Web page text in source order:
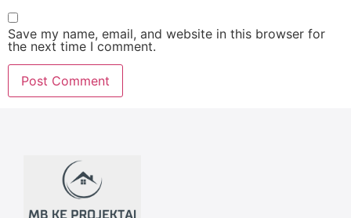
Save my name, email, and website in this browser for
the next time I comment.